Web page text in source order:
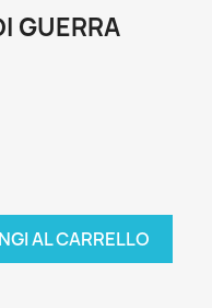
GUERRA
AL CARRELLO